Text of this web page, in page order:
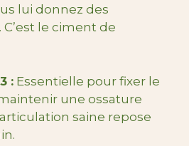
lui donnez des
le ciment de
: Essentielle pour fixer le
une ossature
saine repose